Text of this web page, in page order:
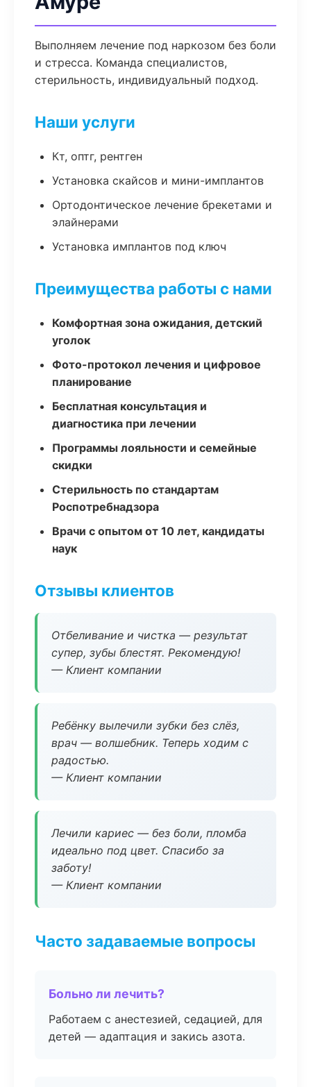
Выполняем лечение под наркозом без боли
и стресса. Команда специалистов,
стерильность, индивидуальный подход.
Наши услуги
Кт, оптг, рентген
Установка скайсов и мини-имплантов
Ортодонтическое лечение брекетами и
элайнерами
Установка имплантов под ключ
Преимущества работы с нами
Комфортная зона ожидания, детский
уголок
Фото-протокол лечения и цифровое
планирование
Бесплатная консультация и
диагностика при лечении
Программы лояльности и семейные
скидки
Стерильность по стандартам
Роспотребнадзора
Врачи с опытом от 10 лет, кандидаты
наук
Отзывы клиентов
Отбеливание и чистка — результат
супер, зубы блестят. Рекомендую!
— Клиент компании
Ребёнку вылечили зубки без слёз,
врач — волшебник. Теперь ходим с
радостью.
— Клиент компании
Лечили кариес — без боли, пломба
идеально под цвет. Спасибо за
заботу!
— Клиент компании
Часто задаваемые вопросы
Больно ли лечить?
Работаем с анестезией, седацией, для
детей — адаптация и закись азота.